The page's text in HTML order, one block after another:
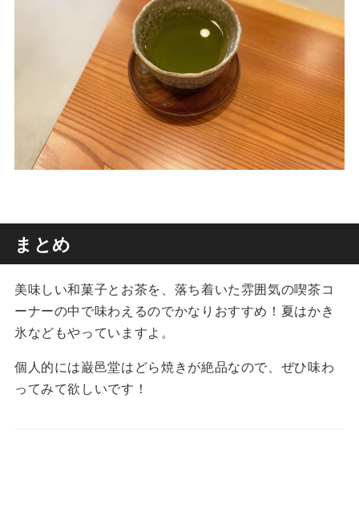
まとめ
美味しい和菓子とお茶を、落ち着いた雰囲気の喫茶コ
ーナーの中で味わえるのでかなりおすすめ！夏はかき
氷などもやっていますよ。
個人的には巌邑堂はどら焼きが絶品なので、ぜひ味わ
ってみて欲しいです！